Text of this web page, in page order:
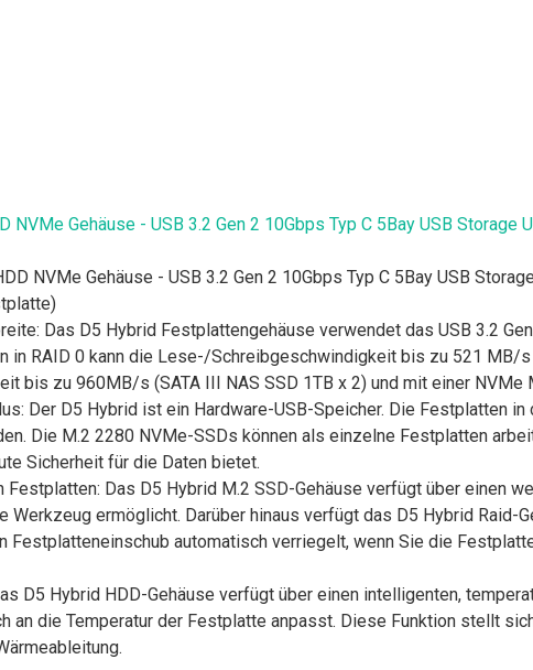
NVMe Gehäuse - USB 3.2 Gen 2 10Gbps Typ C 5Bay USB
NVMe Gehäuse - USB 3.2 Gen 2 10Gbps Typ C 5Bay USB
Das D5 Hybrid Festplattengehäuse verwendet das USB 3.2
in RAID 0 kann die Lese-/Schreibgeschwindigkeit bis zu 521 MB/
bis zu 960MB/s (SATA III NAS SSD 1TB x 2) und mit einer
Der D5 Hybrid ist ein Hardware-USB-Speicher. Die Festplatten in
Die M.2 2280 NVMe-SSDs können als einzelne Festplatten
Sicherheit für die Daten bietet.
Festplatten: Das D5 Hybrid M.2 SSD-Gehäuse verfügt über einen
Werkzeug ermöglicht. Darüber hinaus verfügt das D5 Hybrid
Festplatteneinschub automatisch verriegelt, wenn Sie die
D5 Hybrid HDD-Gehäuse verfügt über einen intelligenten,
an die Temperatur der Festplatte anpasst. Diese Funktion stellt